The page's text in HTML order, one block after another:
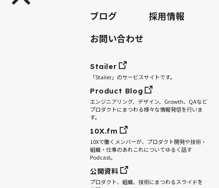
ブログ
採用情報
お問い合わせ
Stailer
「Stailer」のサービスサイトです。
Product Blog
エンジニアリング、デザイン、Growth、QAなど
プロダクトにまつわる様々な情報発信を行いま
す。
10X.fm
10Xで働くメンバーが、プロダクト開発や技術・
組織・仕事のあれこれについてゆるく話す
Podcast。
公開資料
プロダクト、組織、技術にまつわるスライドを